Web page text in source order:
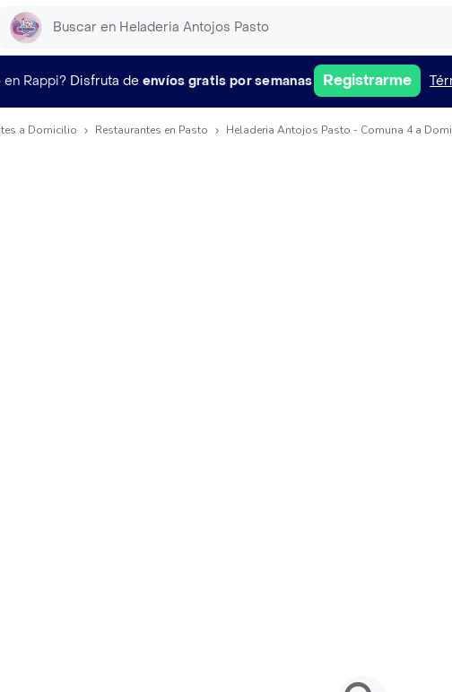
en Rappi? Disfruta de envíos gratis por semanas Registrarme
a Domicilio Restaurantes en Pasto Heladeria Antojos Pasto - Comuna 4 a